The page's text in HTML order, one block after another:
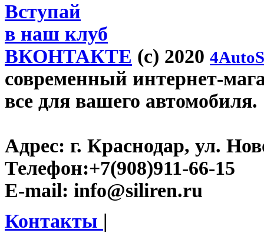
Вступай
в наш клуб
ВКОНТАКТЕ (c) 2020
современный интернет-
все для вашего автомобиля.
Адрес: г. Краснодар, ул.
Телефон:+7(908)911-66-15
E-mail: info@siliren.ru
Контакты |